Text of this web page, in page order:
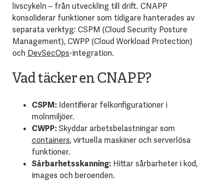
livscykeln – från utveckling till drift. CNAPP
konsoliderar funktioner som tidigare hanterades av
separata verktyg: CSPM (Cloud Security Posture
Management), CWPP (Cloud Workload Protection)
och DevSecOps-integration.
Vad täcker en CNAPP?
CSPM:Identifierar felkonfigurationer i
molnmiljöer.
CWPP:Skyddar arbetsbelastningar som
containers, virtuella maskiner och serverlösa
funktioner.
Sårbarhetsskanning:Hittar sårbarheter i kod,
images och beroenden.